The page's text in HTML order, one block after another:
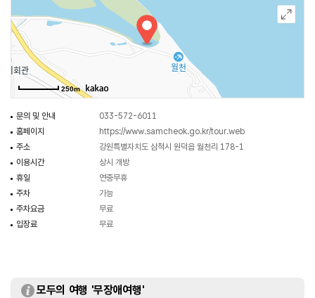
250m
문의 및 안내
033-572-6011
홈페이지
https://www.samcheok.go.kr/tour.web
주소
강원특별자치도 삼척시 원덕읍 월천리 178-1
이용시간
상시 개방
휴일
연중무휴
주차
가능
주차요금
무료
입장료
무료
모두의 여행 '무장애여행'